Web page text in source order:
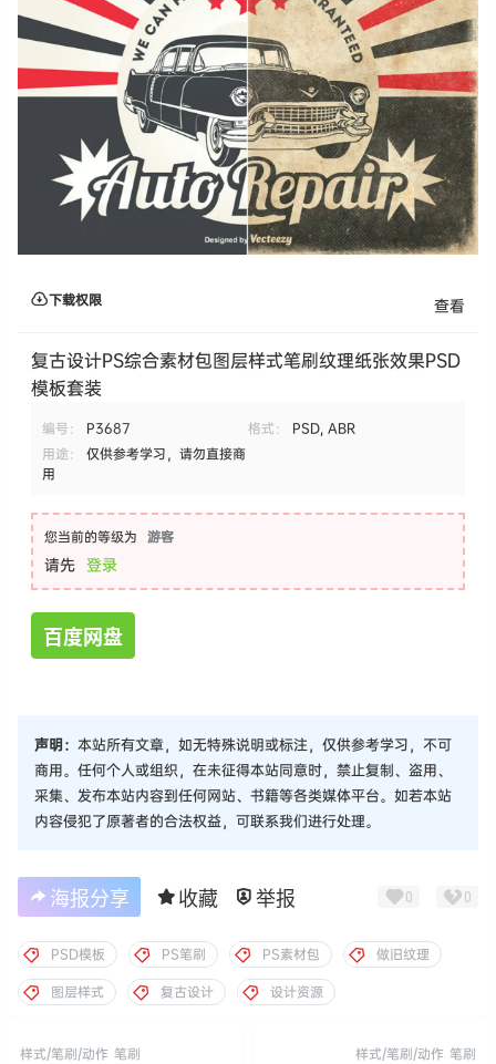
下载权限 查看
复古设计PS综合素材包图层样式笔刷纹理纸张效果PSD
模板套装
编号： P3687 格式：
PSD, ABR
用途：
仅供参考学习，请勿直接商
用
您当前的等级为 游客
请先 登录
百度网盘
声明： 本站所有文章，如无特殊说明或标注，仅供参考学习，不可
商用。任何个人或组织，在未征得本站同意时，禁止复制、盗用、
采集、发布本站内容到任何网站、书籍等各类媒体平台。如若本站
内容侵犯了原著者的合法权益，可联系我们进行处理。
海报分享 收藏 举报 0 0
PSD模板 PS笔刷 PS素材包
做旧纹理
图层样式
复古设计 设计资源
样式/笔刷/动作 笔刷 样式/笔刷/动作 笔刷